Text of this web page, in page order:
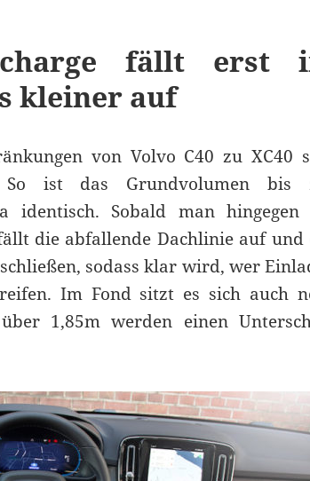
fällt erst
kleiner auf
von Volvo C40 zu XC40
So ist das Grundvolumen bis
identisch. Sobald man hingegen
die abfallende Dachlinie auf und
sodass klar wird, wer
Im Fond sitzt es sich auch
1,85m werden einen